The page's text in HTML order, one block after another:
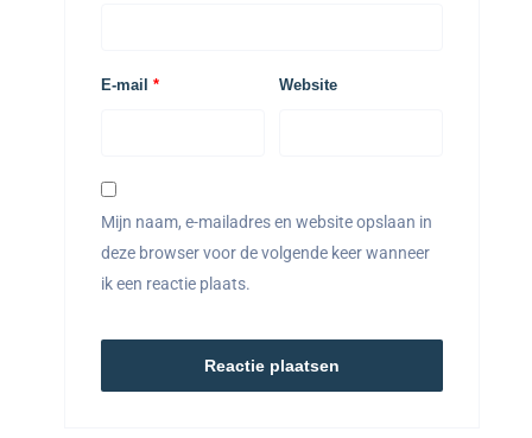
E-mail * Website
Mijn naam, e-mailadres en website opslaan in
deze browser voor de volgende keer wanneer
ik een reactie plaats.